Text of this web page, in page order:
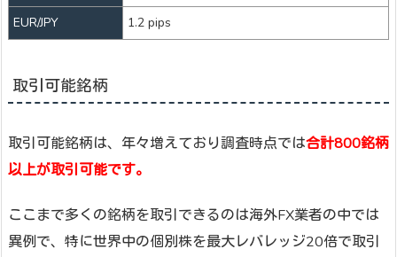
EUR/JPY
1.2 pips
取引可能銘柄
取引可能銘柄は、年々増えており調査時点では合計800銘柄
以上が取引可能です。
ここまで多くの銘柄を取引できるのは海外FX業者の中では
異例で、特に世界中の個別株を最大レバレッジ20倍で取引